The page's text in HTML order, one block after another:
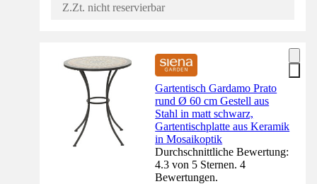
Z.Zt. nicht reservierbar
Gartentisch Gardamo Prato
rund Ø 60 cm Gestell aus
Stahl in matt schwarz,
Gartentischplatte aus Keramik
in Mosaikoptik
Durchschnittliche Bewertung:
4.3 von 5 Sternen. 4
Bewertungen.